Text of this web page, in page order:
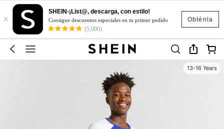
Obténla
×
SHEIN-¡List@, descarga, con estilo!
Consigue descuentos especiales en tu primer pedido
(5,000)
13-16 Years